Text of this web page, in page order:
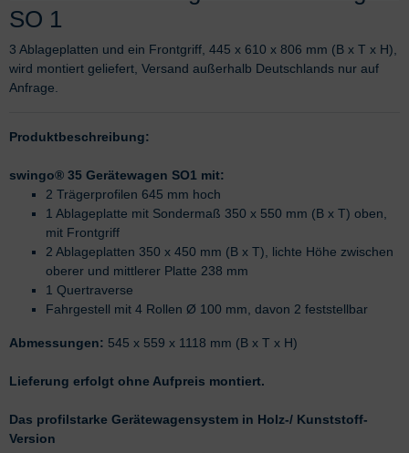
SO 1
3 Ablageplatten und ein Frontgriff, 445 x 610 x 806 mm (B x T x H),
wird montiert geliefert, Versand außerhalb Deutschlands nur auf
Anfrage.
Produktbeschreibung:
swingo® 35 Gerätewagen SO1 mit:
2 Trägerprofilen 645 mm hoch
1 Ablageplatte mit Sondermaß 350 x 550 mm (B x T) oben,
mit Frontgriff
2 Ablageplatten 350 x 450 mm (B x T), lichte Höhe zwischen
oberer und mittlerer Platte 238 mm
1 Quertraverse
Fahrgestell mit 4 Rollen Ø 100 mm, davon 2 feststellbar
Abmessungen: 545 x 559 x 1118 mm (B x T x H)
Lieferung erfolgt ohne Aufpreis montiert.
Das profilstarke Gerätewagensystem in Holz-/ Kunststoff-
Version